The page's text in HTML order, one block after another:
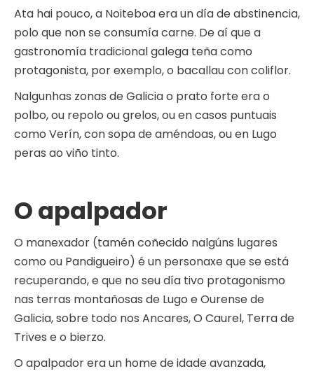
Ata hai pouco, a Noiteboa era un día de abstinencia,
polo que non se consumía carne. De aí que a
gastronomía tradicional galega teña como
protagonista, por exemplo, o bacallau con coliflor.
Nalgunhas zonas de Galicia o prato forte era o
polbo, ou repolo ou grelos, ou en casos puntuais
como Verín, con sopa de améndoas, ou en Lugo
peras ao viño tinto.
O apalpador
O manexador (tamén coñecido nalgúns lugares
como ou Pandigueiro) é un personaxe que se está
recuperando, e que no seu día tivo protagonismo
nas terras montañosas de Lugo e Ourense de
Galicia, sobre todo nos Ancares, O Caurel, Terra de
Trives e o bierzo.
O apalpador era un home de idade avanzada,